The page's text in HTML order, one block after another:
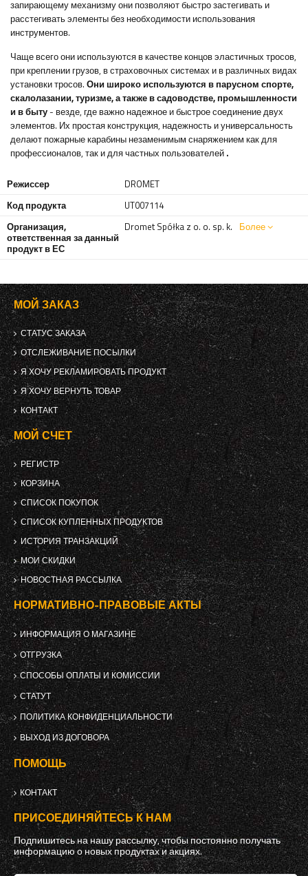
запирающему механизму они позволяют быстро застегивать и
расстегивать элементы без необходимости использования
инструментов.
Чаще всего они используются в качестве концов эластичных тросов,
при креплении грузов, в страховочных системах и в различных видах
установки тросов. Они широко используются в парусном спорте,
скалолазании, туризме, а также в садоводстве, промышленности
и в быту - везде, где важно надежное и быстрое соединение двух
элементов. Их простая конструкция, надежность и универсальность
делают пожарные карабины незаменимым снаряжением как для
профессионалов, так и для частных пользователей .
Режиссер
DROMET
Код продукта
UT007114
Организация,
ответственная за данный
продукт в ЕС
Dromet Spółka z o. o. sp. k. Более
МОЙ ЗАКАЗ
СТАТУС ЗАКАЗА
ОТСЛЕЖИВАНИЕ ПОСЫЛКИ
Я ХОЧУ РЕКЛАМИРОВАТЬ ПРОДУКТ
Я ХОЧУ ВЕРНУТЬ ТОВАР
КОНТАКТ
МОЙ СЧЕТ
РЕГИСТР
КОРЗИНА
СПИСОК ПОКУПОК
СПИСОК КУПЛЕННЫХ ПРОДУКТОВ
ИСТОРИЯ ТРАНЗАКЦИЙ
МОИ СКИДКИ
НОВОСТНАЯ РАССЫЛКА
НОРМАТИВНО-ПРАВОВЫЕ АКТЫ
ИНФОРМАЦИЯ О МАГАЗИНЕ
ОТГРУЗКА
СПОСОБЫ ОПЛАТЫ И КОМИССИИ
СТАТУТ
ПОЛИТИКА КОНФИДЕНЦИАЛЬНОСТИ
ВЫХОД ИЗ ДОГОВОРА
ПОМОЩЬ
КОНТАКТ
ПРИСОЕДИНЯЙТЕСЬ К НАМ
Подпишитесь на нашу рассылку, чтобы постоянно получать
информацию о новых продуктах и ​​акциях.